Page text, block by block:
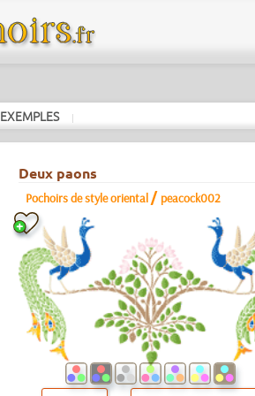
EXEMPLES |
Deux paons
Pochoirs de style oriental / peacock002